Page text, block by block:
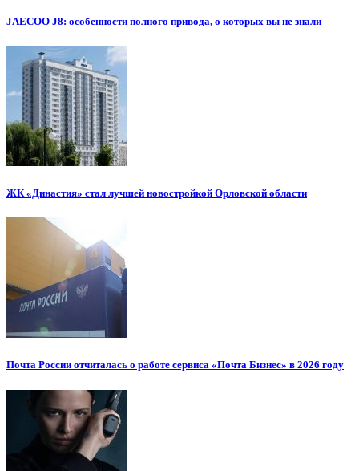
JAECOO J8: особенности полного привода, о которых вы не знали
ЖК «Династия» стал лучшей новостройкой Орловской области
Почта России отчиталась о работе сервиса «Почта Бизнес» в 2026 году